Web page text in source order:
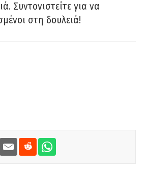
Συντονιστείτε για να
στη δουλειά!